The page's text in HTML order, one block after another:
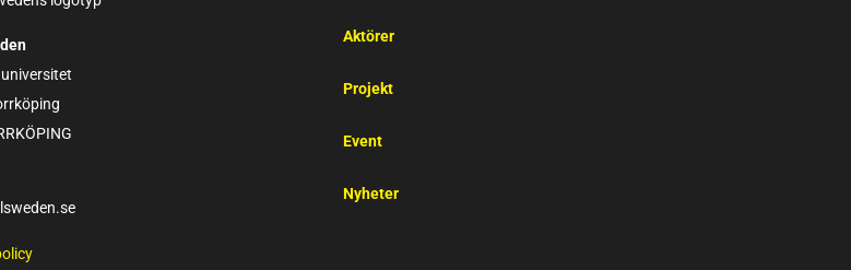
Aktörer
Projekt
Event
Nyheter